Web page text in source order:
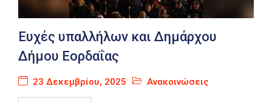
Ευχές υπαλλήλων και Δημάρχου
Δήμου Εορδαΐας
23 Δεκεμβρίου, 2025 Ανακοινώσεις